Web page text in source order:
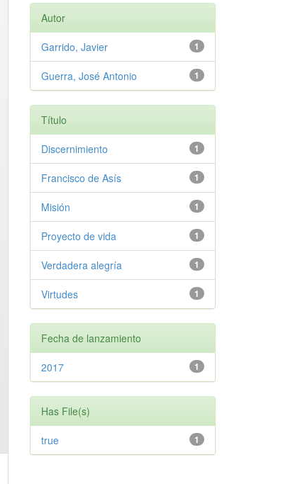
Autor
1
Garrido, Javier
1
Guerra, José Antonio
Título
1
Discernimiento
1
Francisco de Asís
1
Misión
1
Proyecto de vida
1
Verdadera alegría
1
Virtudes
Fecha de lanzamiento
1
2017
Has File(s)
1
true